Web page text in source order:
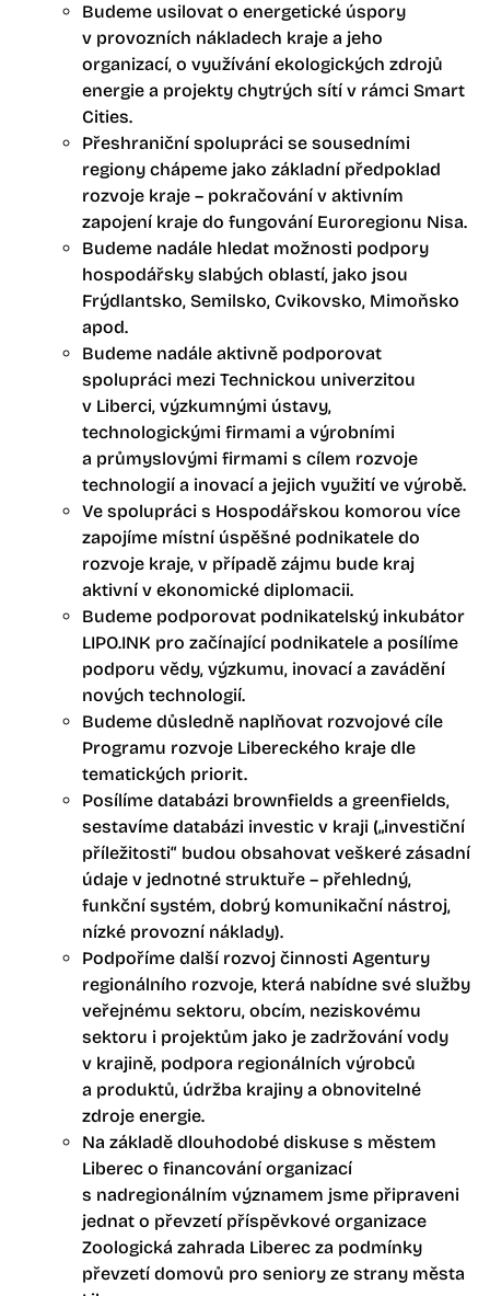
Budeme usilovat o energetické úspory
v provozních nákladech kraje a jeho
organizací, o využívání ekologických zdrojů
energie a projekty chytrých sítí v rámci Smart
Cities.
Přeshraniční spolupráci se sousedními
regiony chápeme jako základní předpoklad
rozvoje kraje – pokračování v aktivním
zapojení kraje do fungování Euroregionu Nisa.
Budeme nadále hledat možnosti podpory
hospodářsky slabých oblastí, jako jsou
Frýdlantsko, Semilsko, Cvikovsko, Mimoňsko
apod.
Budeme nadále aktivně podporovat
spolupráci mezi Technickou univerzitou
v Liberci, výzkumnými ústavy,
technologickými firmami a výrobními
a průmyslovými firmami s cílem rozvoje
technologií a inovací a jejich využití ve výrobě.
Ve spolupráci s Hospodářskou komorou více
zapojíme místní úspěšné podnikatele do
rozvoje kraje, v případě zájmu bude kraj
aktivní v ekonomické diplomacii.
Budeme podporovat podnikatelský inkubátor
LIPO.INK pro začínající podnikatele a posílíme
podporu vědy, výzkumu, inovací a zavádění
nových technologií.
Budeme důsledně naplňovat rozvojové cíle
Programu rozvoje Libereckého kraje dle
tematických priorit.
Posílíme databázi brownfields a greenfields,
sestavíme databázi investic v kraji („investiční
příležitosti“ budou obsahovat veškeré zásadní
údaje v jednotné struktuře – přehledný,
funkční systém, dobrý komunikační nástroj,
nízké provozní náklady).
Podpoříme další rozvoj činnosti Agentury
regionálního rozvoje, která nabídne své služby
veřejnému sektoru, obcím, neziskovému
sektoru i projektům jako je zadržování vody
v krajině, podpora regionálních výrobců
a produktů, údržba krajiny a obnovitelné
zdroje energie.
Na základě dlouhodobé diskuse s městem
Liberec o financování organizací
s nadregionálním významem jsme připraveni
jednat o převzetí příspěvkové organizace
Zoologická zahrada Liberec za podmínky
převzetí domovů pro seniory ze strany města